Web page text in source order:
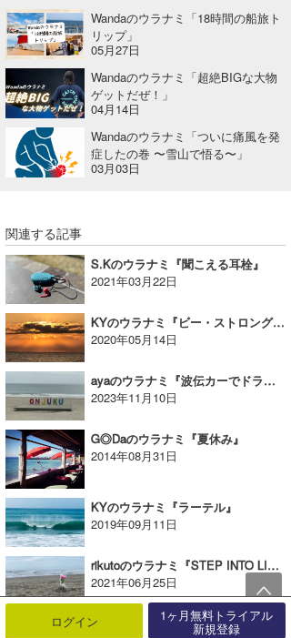
Wandaのウラナミ「18時間の船旅ト
リップ」
05月27日
Wandaのウラナミ「超絶BIGな大物
ゲットだぜ！」
04月14日
Wandaのウラナミ「ついに痛風を発
症したの巻 〜雪山で悟る〜」
03月03日
関連する記事
S.Kのウラナミ『聞こえる耳栓』
2021年03月22日
KYのウラナミ『ビー・ストロング ビー・カインド』
2020年05月14日
ayaのウラナミ『波伝カーでドライブ』
2023年11月10日
G◎Daのウラナミ『夏休み』
2014年08月31日
KYのウラナミ『ラーテル』
2019年09月11日
rikutoのウラナミ『STEP INTO LIQUID』
2021年06月25日
ログイン 1ヶ月無料トライアル
新規登録